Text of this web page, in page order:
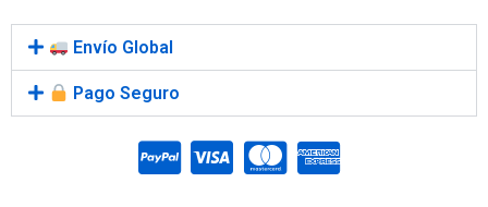
Envío Global
Pago Seguro